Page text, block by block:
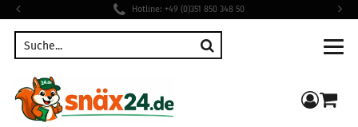
Hotline: +49 (0)351 850 348 50